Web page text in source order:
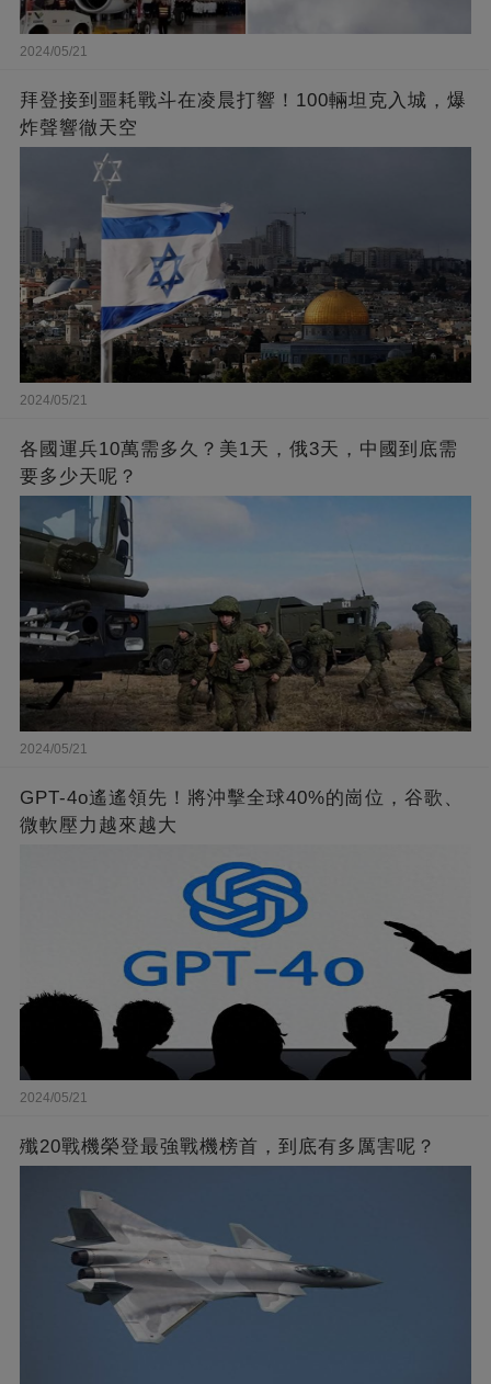
2024/05/21
拜登接到噩耗戰斗在凌晨打響！100輛坦克入城，爆
炸聲響徹天空
2024/05/21
各國運兵10萬需多久？美1天，俄3天，中國到底需
要多少天呢？
2024/05/21
GPT-4o遙遙領先！將沖擊全球40%的崗位，谷歌、
微軟壓力越來越大
2024/05/21
殲20戰機榮登最強戰機榜首，到底有多厲害呢？